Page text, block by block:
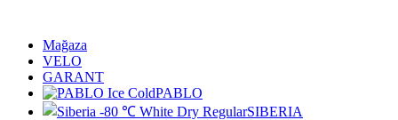
Mağaza
VELO
GARANT
PABLO
SIBERIA